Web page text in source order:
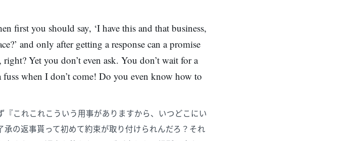
first you should say, ‘I have this and that business,
and only after getting a response can a promise
Yet you don’t even ask. You don’t wait for a
when I don’t come! Do you even know how to
『これこれこういう用事がありますから、いつどこにい
の返事貰って初めて約束が取り付けられんだろ？それ